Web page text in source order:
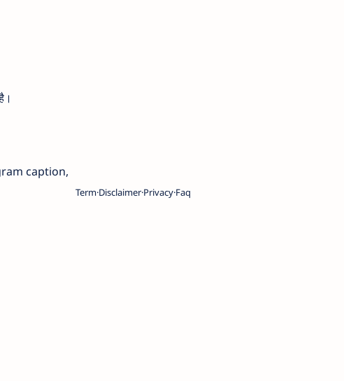
caption,
TermDisclaimerPrivacyFaq